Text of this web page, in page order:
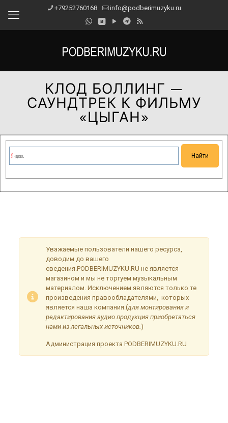
+79252760168 info@podberimuzyku.ru
КЛОД БОЛЛИНГ —
САУНДТРЕК К ФИЛЬМУ
«ЦЫГАН»
Уважаемые пользователи нашего ресурса,
доводим до вашего
сведения.PODBERIMUZYKU.RU не является
магазином и мы не торгуем музыкальным
материалом. Исключением являются только те
произведения правообладателями, которых
является наша компания.(для монтирования и
редактирования аудио продукция приобретаться
нами из легальных источников.)
Администрация проекта PODBERIMUZYKU.RU